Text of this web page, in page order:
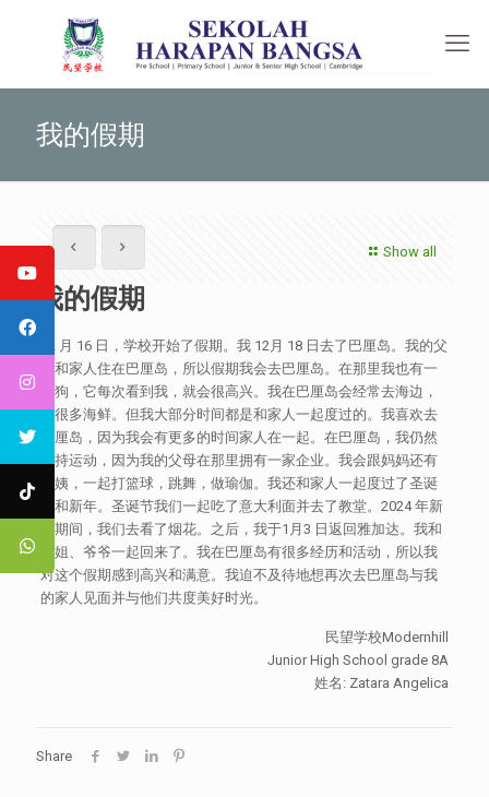
我的假期
Show all
我的假期
12 月 16 日，学校开始了假期。我 12月 18 日去了巴厘岛。我的父
母和家人住在巴厘岛，所以假期我会去巴厘岛。在那里我也有一
只狗，它每次看到我，就会很高兴。我在巴厘岛会经常去海边，
吃很多海鲜。但我大部分时间都是和家人一起度过的。我喜欢去
巴厘岛，因为我会有更多的时间家人在一起。在巴厘岛，我仍然
坚持运动，因为我的父母在那里拥有一家企业。我会跟妈妈还有
阿姨，一起打篮球，跳舞，做瑜伽。我还和家人一起度过了圣诞
节和新年。圣诞节我们一起吃了意大利面并去了教堂。2024 年新
年期间，我们去看了烟花。之后，我于1月3 日返回雅加达。我和
姐姐、爷爷一起回来了。我在巴厘岛有很多经历和活动，所以我
对这个假期感到高兴和满意。我迫不及待地想再次去巴厘岛与我
的家人见面并与他们共度美好时光。
民望学校Modernhill
Junior High School grade 8A
姓名: Zatara Angelica
Share